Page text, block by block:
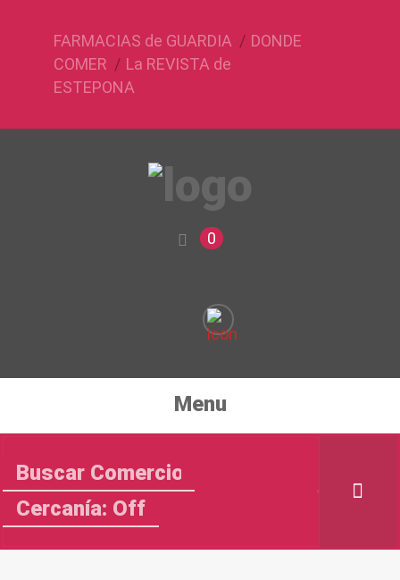
FARMACIAS de GUARDIA
DONDE
COMER
La REVISTA de
ESTEPONA
0
Menu
Cercanía: Off